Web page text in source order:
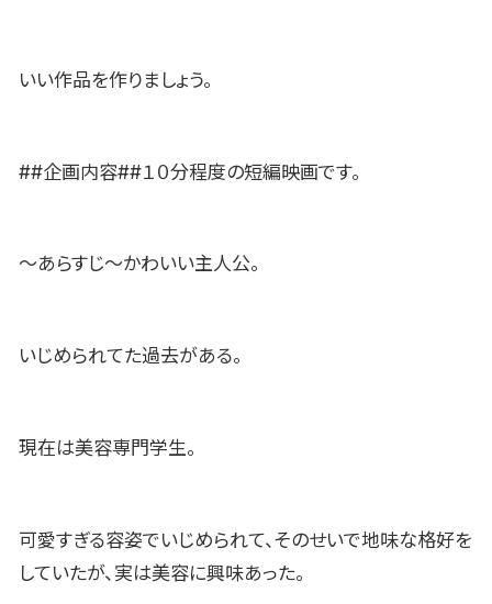
いい作品を作りましょう。
##企画内容##１０分程度の短編映画です。
〜あらすじ〜かわいい主人公。
いじめられてた過去がある。
現在は美容専門学生。
可愛すぎる容姿でいじめられて、そのせいで地味な格好を
していたが、実は美容に興味あった。